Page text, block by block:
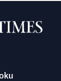
Times